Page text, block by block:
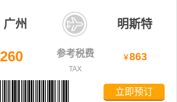
广州 明斯特
参考税费
TAX
￥863
立即预订